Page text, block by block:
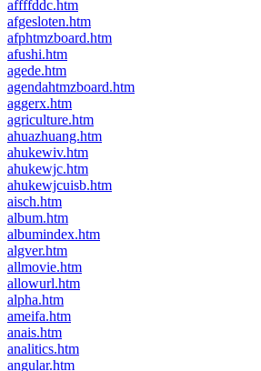
affffddc.htm
afgesloten.htm
afphtmzboard.htm
afushi.htm
agede.htm
agendahtmzboard.htm
aggerx.htm
agriculture.htm
ahuazhuang.htm
ahukewiv.htm
ahukewjc.htm
ahukewjcuisb.htm
aisch.htm
album.htm
albumindex.htm
algver.htm
allmovie.htm
allowurl.htm
alpha.htm
ameifa.htm
anais.htm
analitics.htm
angular.htm